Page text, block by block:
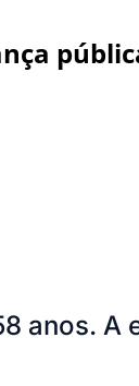
anos. A